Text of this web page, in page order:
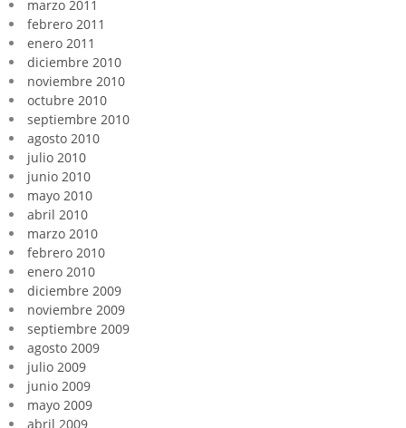
marzo 2011
febrero 2011
enero 2011
diciembre 2010
noviembre 2010
octubre 2010
septiembre 2010
agosto 2010
julio 2010
junio 2010
mayo 2010
abril 2010
marzo 2010
febrero 2010
enero 2010
diciembre 2009
noviembre 2009
septiembre 2009
agosto 2009
julio 2009
junio 2009
mayo 2009
abril 2009